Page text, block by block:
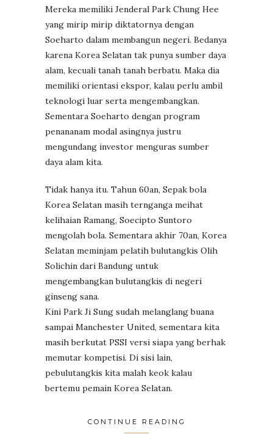
Mereka memiliki Jenderal Park Chung Hee
yang mirip mirip diktatornya dengan
Soeharto dalam membangun negeri. Bedanya
karena Korea Selatan tak punya sumber daya
alam, kecuali tanah tanah berbatu. Maka dia
memiliki orientasi ekspor, kalau perlu ambil
teknologi luar serta mengembangkan.
Sementara Soeharto dengan program
penananam modal asingnya justru
mengundang investor menguras sumber
daya alam kita.
Tidak hanya itu. Tahun 60an, Sepak bola
Korea Selatan masih ternganga meihat
kelihaian Ramang, Soecipto Suntoro
mengolah bola. Sementara akhir 70an, Korea
Selatan meminjam pelatih bulutangkis Olih
Solichin dari Bandung untuk
mengembangkan bulutangkis di negeri
ginseng sana.
Kini Park Ji Sung sudah melanglang buana
sampai Manchester United, sementara kita
masih berkutat PSSI versi siapa yang berhak
memutar kompetisi. Di sisi lain,
pebulutangkis kita malah keok kalau
bertemu pemain Korea Selatan.
CONTINUE READING